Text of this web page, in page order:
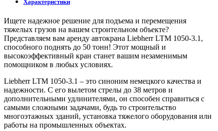
Характеристики
Ищете надежное решение для подъема и перемещения
тяжелых грузов на вашем строительном объекте?
Представляем вам аренду автокрана Liebherr LTM 1050-3.1,
способного поднять до 50 тонн! Этот мощный и
высокоэффективный кран станет вашим незаменимым
помощником в любых условиях.
Liebherr LTM 1050-3.1 – это синоним немецкого качества и
надежности. С его вылетом стрелы до 38 метров и
дополнительными удлинителями, он способен справиться с
самыми сложными задачами, будь то строительство
многоэтажных зданий, установка тяжелого оборудования или
работы на промышленных объектах.